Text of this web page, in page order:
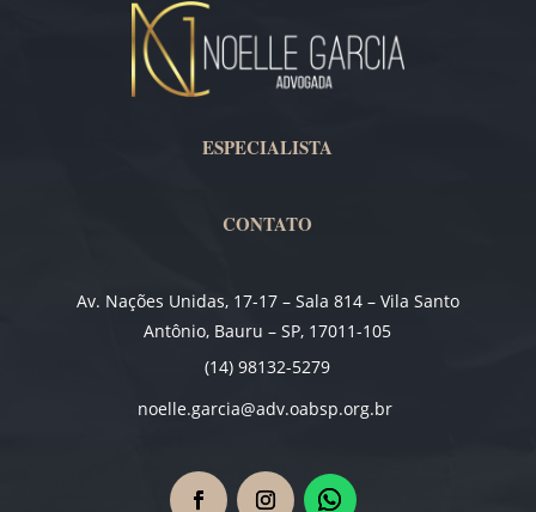
ESPECIALISTA
CONTATO
Av. Nações Unidas, 17-17 – Sala 814 – Vila Santo
Antônio, Bauru – SP, 17011-105
(14) 98132-5279
noelle.garcia@adv.oabsp.org.br